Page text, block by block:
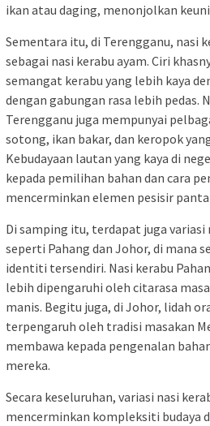
ikan atau daging, menonjolkan
Sementara itu, di Terengganu, nasi
sebagai nasi kerabu ayam. Ciri
semangat kerabu yang lebih kaya
dengan gabungan rasa lebih pedas.
Terengganu juga mempunyai
sotong, ikan bakar, dan keropok
Kebudayaan lautan yang kaya di
kepada pemilihan bahan dan cara
mencerminkan elemen pesisir
Di samping itu, terdapat juga variasi
seperti Pahang dan Johor, di mana
identiti tersendiri. Nasi kerabu
lebih dipengaruhi oleh citarasa
manis. Begitu juga, di Johor, lidah
terpengaruh oleh tradisi masakan
membawa kepada pengenalan
mereka.
Secara keseluruhan, variasi nasi
mencerminkan kompleksiti budaya